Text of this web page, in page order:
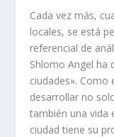
Cada vez más,
locales, se está
referencial de
Shlomo Angel ha
ciudades». Como
desarrollar no
también una vida
ciudad tiene su